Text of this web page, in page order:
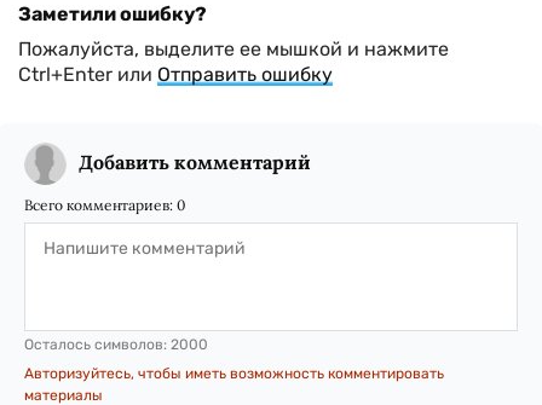
Заметили ошибку?
Пожалуйста, выделите ее мышкой и нажмите
Ctrl+Enter или Отправить ошибку
Добавить комментарий
Всего комментариев: 0
Осталось символов: 2000
Авторизуйтесь, чтобы иметь возможность комментировать
материалы